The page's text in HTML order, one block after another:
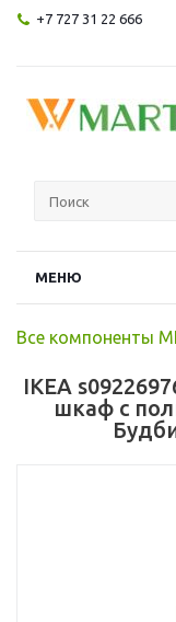
+7 727 31 22 666
МЕНЮ
Все компоненты
IKEA
шкаф с